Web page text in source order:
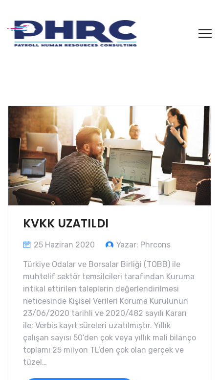
KVKK UZATILDI
25 Haziran 2020 Yazar: Phrcons
Türkiye Odalar ve Borsalar Birliği (TOBB) ile
muhtelif sektör temsilcileri tarafından Kuruma
intikal ettirilen taleplerin değerlendirilmesi
neticesinde Kişisel Verileri Koruma Kurulunun
23/06/2020 tarihli ve 2020/482 sayılı Kararı
ile; Verbis kayıt süreleri uzatılmıştır. Yıllık
çalışan sayısı 50’den çok veya yıllık mali bilanço
toplamı 25 milyon TL’den çok olan gerçek ve
tüzel…